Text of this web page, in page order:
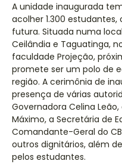
A unidade inaugurada
acolher 1.300
futura. Situada numa
Ceilândia e Taguatinga,
faculdade Projeção,
promete ser um polo de
região. A cerimônia de
presença de várias
Governadora Celina
Máximo, a Secretária de
Comandante-Geral do
outros dignitários, além
pelos estudantes.